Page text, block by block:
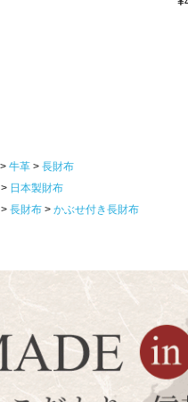
牛革
長財布
日本製財布
長財布
かぶせ付き長財布